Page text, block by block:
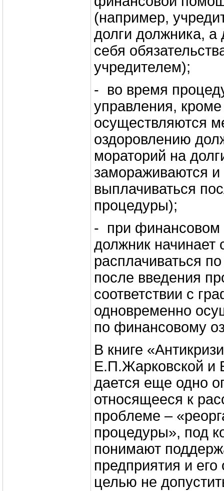
(например,
долги должника, а
себя
учредителем);
- во время
управления, кроме
осуществляются
оздоровлению
мораторий на
замораживаются и
выплачиваться
процедуры);
- при финансовом
должник начинает
расплачиваться
после введения
соответствии с
одновременно
по финансовому
В книге
Е.П.Жарковской и
дается еще одно
относящееся к
проблеме –
процедуры», под
понимают
предприятия и
целью не